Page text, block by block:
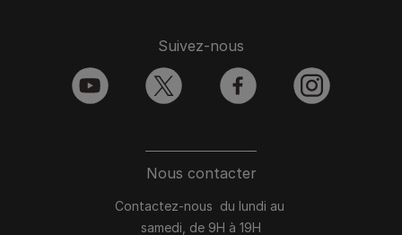
Nous contacter
Contactez-nous du lundi au
samedi, de 9H à 19H
Suivez-nous
youtube twitter facebook instagram